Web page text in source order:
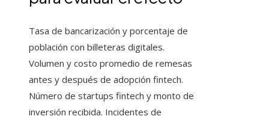
Tasa de bancarización y porcentaje de
población con billeteras digitales.
Volumen y costo promedio de remesas
antes y después de adopción fintech.
Número de startups fintech y monto de
inversión recibida. Incidentes de